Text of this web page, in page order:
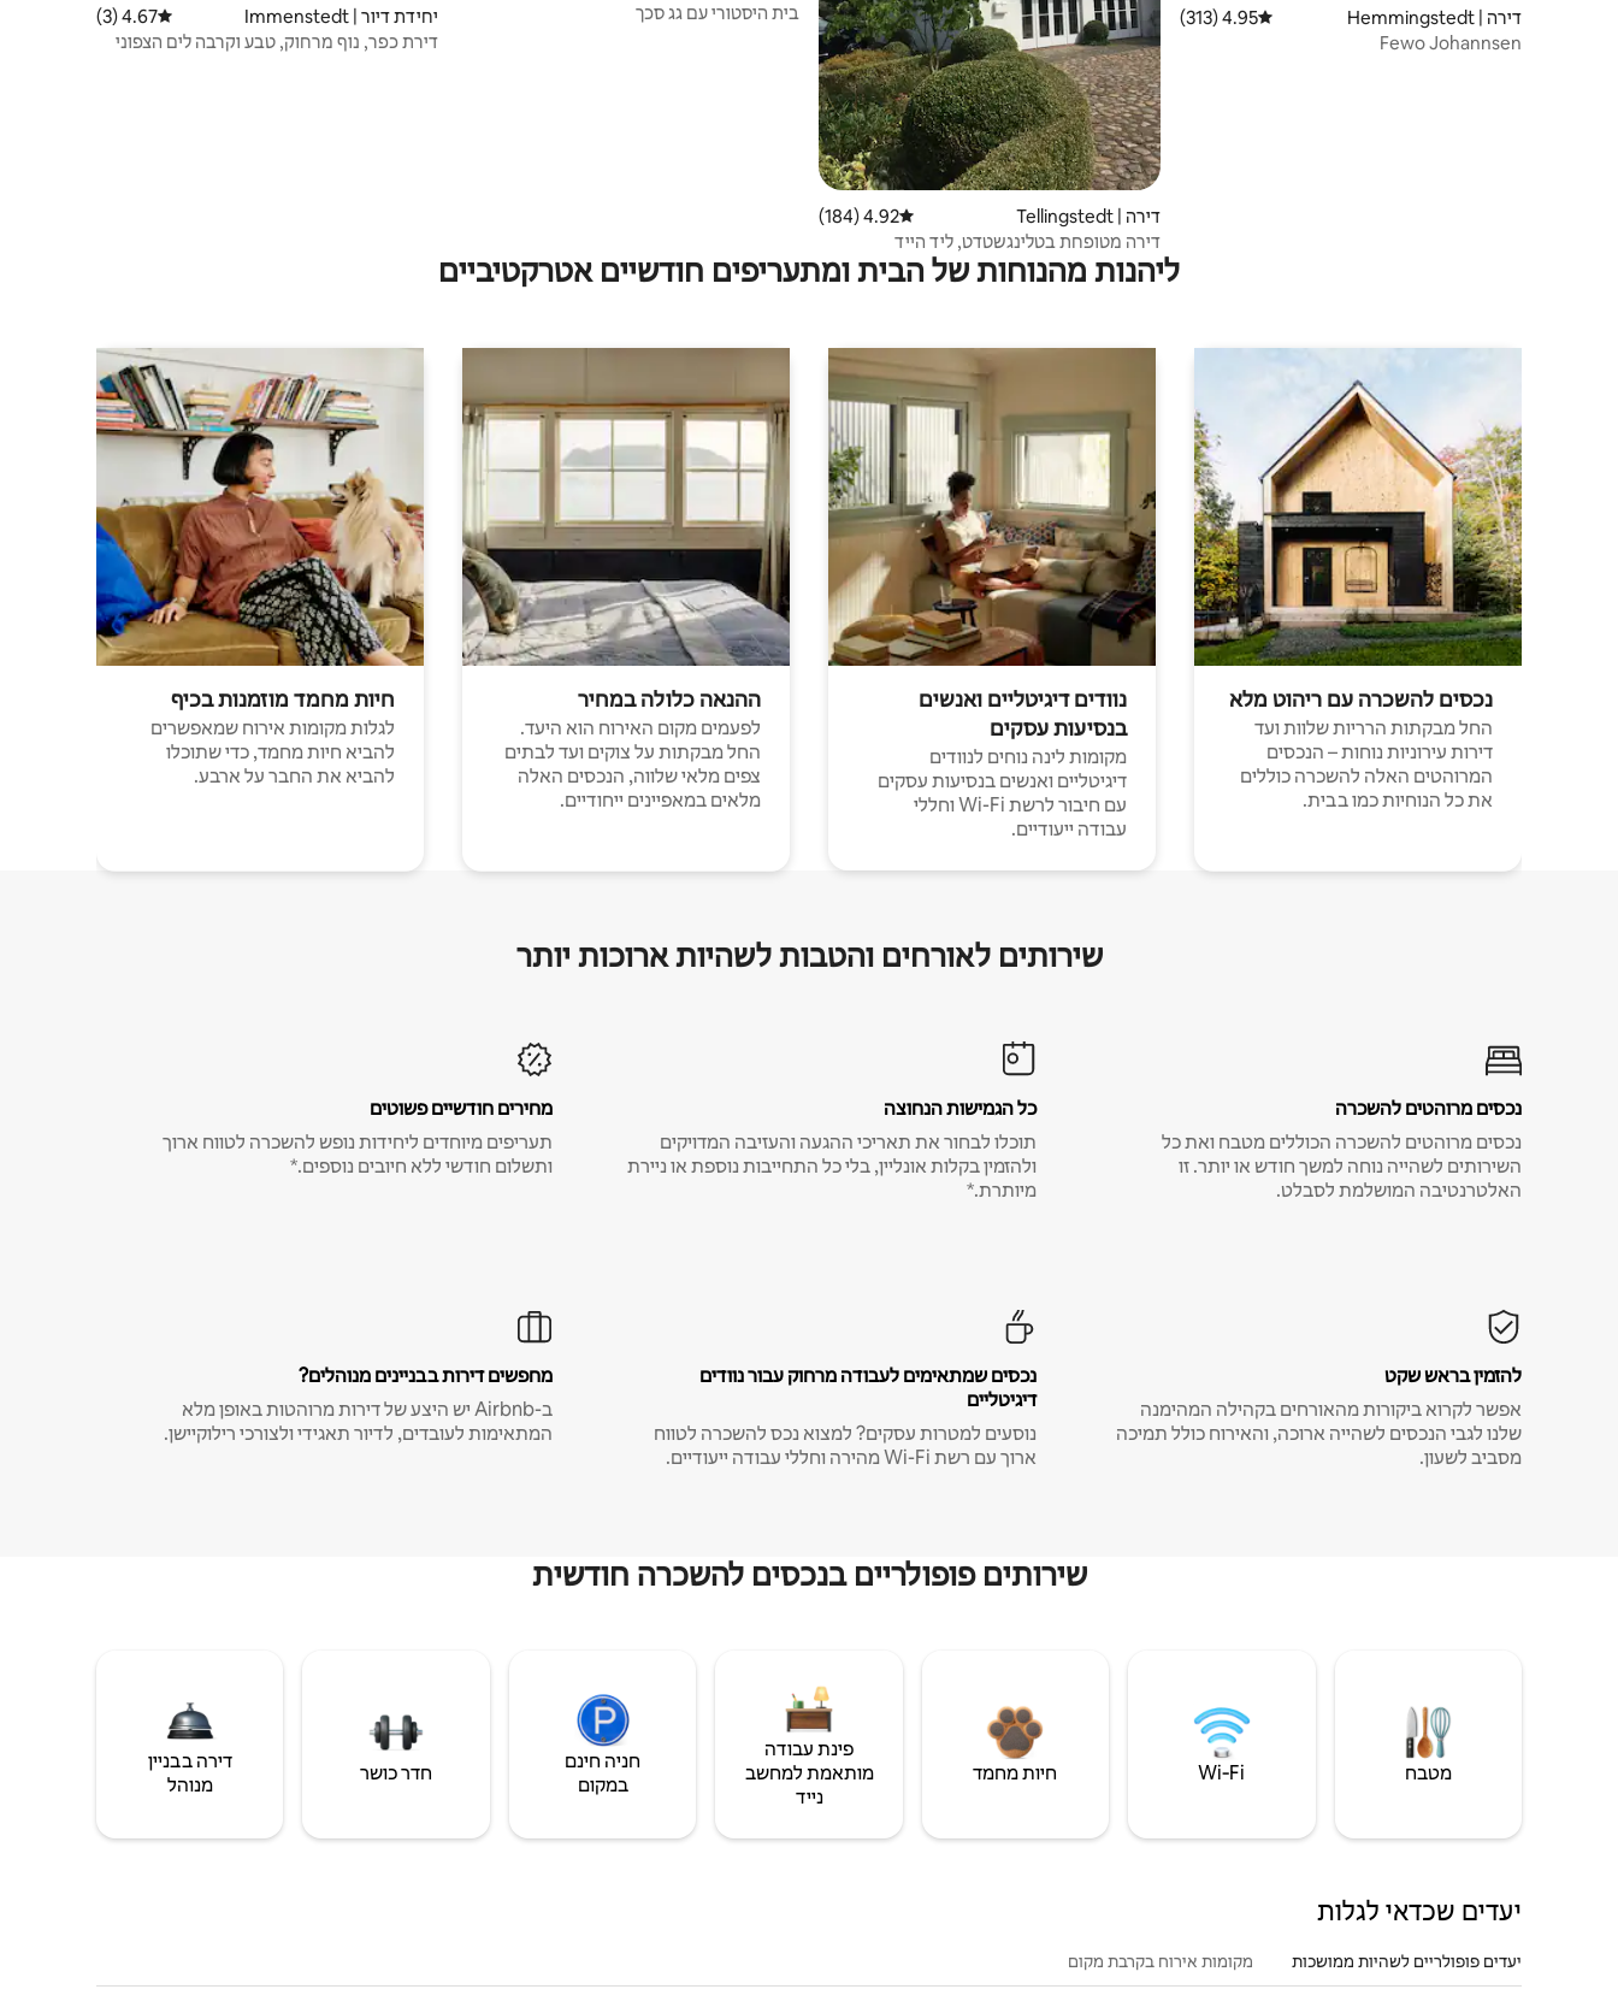
דירה | Hemmingstedt דירוג ממוצע של 4.95 מתוך 5, 313 ביקורות
4.95 (313)
Fewo Johannsen
דירה | Tellingstedt דירוג ממוצע של 4.92 מתוך 5, 184 ביקורות
4.92 (184)
דירה מטופחת בטלינגשטדט, ליד הייד
בית היסטורי עם גג סכך
יחידת דיור | Immenstedt דירוג ממוצע של 4.67 מתוך 5, 3 ביקורות
4.67 (3)
דירת כפר, נוף מרחוק, טבע וקרבה לים הצפוני
ליהנות מהנוחות של הבית ומתעריפים חודשיים אטרקטיביים
נכסים להשכרה עם ריהוט מלא
החל מבקתות הרריות שלוות ועד
דירות עירוניות נוחות – הנכסים
המרוהטים האלה להשכרה כוללים
את כל הנוחיות כמו בבית.
נוודים דיגיטליים ואנשים
בנסיעות עסקים
מקומות לינה נוחים לנוודים
דיגיטליים ואנשים בנסיעות עסקים
עם חיבור לרשת Wi-Fi וחללי
עבודה ייעודיים.
ההנאה כלולה במחיר
לפעמים מקום האירוח הוא היעד.
החל מבקתות על צוקים ועד לבתים
צפים מלאי שלווה, הנכסים האלה
מלאים במאפיינים ייחודיים.
חיות מחמד מוזמנות בכיף
לגלות מקומות אירוח שמאפשרים
להביא חיות מחמד, כדי שתוכלו
להביא את החבר על ארבע.
שירותים לאורחים והטבות לשהיות ארוכות יותר
נכסים מרוהטים להשכרה
נכסים מרוהטים להשכרה הכוללים מטבח ואת כל
השירותים לשהייה נוחה למשך חודש או יותר. זו
האלטרנטיבה המושלמת לסבלט.
כל הגמישות הנחוצה
תוכלו לבחור את תאריכי ההגעה והעזיבה המדויקים
ולהזמין בקלות אונליין, בלי כל התחייבות נוספת או ניירת
מיותרת.*
מחירים חודשיים פשוטים
תעריפים מיוחדים ליחידות נופש להשכרה לטווח ארוך
ותשלום חודשי ללא חיובים נוספים.*
להזמין בראש שקט
אפשר לקרוא ביקורות מהאורחים בקהילה המהימנה
שלנו לגבי הנכסים לשהייה ארוכה, והאירוח כולל תמיכה
מסביב לשעון.
נכסים שמתאימים לעבודה מרחוק עבור נוודים
דיגיטליים
נוסעים למטרות עסקים? למצוא נכס להשכרה לטווח
ארוך עם רשת Wi-Fi מהירה וחללי עבודה ייעודיים.
מחפשים דירות בבניינים מנוהלים?
ב-Airbnb יש היצע של דירות מרוהטות באופן מלא
המתאימות לעובדים, לדיור תאגידי ולצורכי רילוקיישן.
שירותים פופולריים בנכסים להשכרה חודשית
מטבח Wi‑Fi חיות מחמד
פינת עבודה
מותאמת למחשב
נייד
חניה חינם
במקום
חדר כושר
דירה בבניין
מנוהל
יעדים שכדאי לגלות
יעדים פופולריים לשהיות ממושכות מקומות אירוח בקרבת מקום